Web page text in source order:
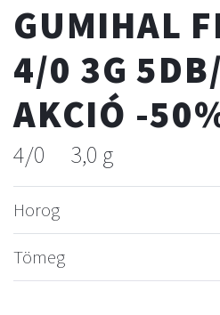
GUMIHAL
4/0 3G
AKCIÓ -
4/0 3,0 g
Horog
Tömeg